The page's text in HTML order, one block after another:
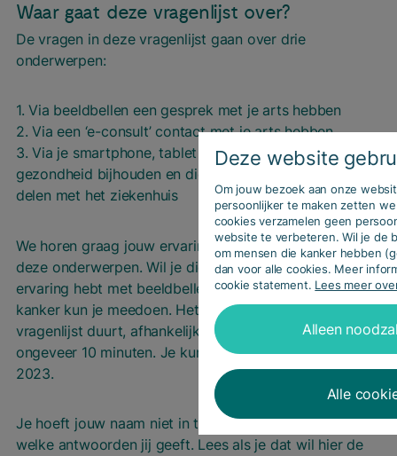
Deze website
Om jouw bezoek aan onze
persoonlijker te maken zetten
cookies verzamelen geen
website te verbeteren. Wil je de
om mensen die kanker hebben
dan voor alle cookies. Meer
cookie statement. Lees meer
Alleen
Alle
Waar gaat deze vragenlijst over?
De vragen in deze vragenlijst gaan over drie
onderwerpen:
1. Via beeldbellen een gesprek met je arts hebben
2. Via een ‘e-consult’ contact met je arts hebben
3. Via je smartphone, tablet of ander apparaat jouw
gezondheid bijhouden en die informatie eventueel
delen met het ziekenhuis
We horen graag jouw ervaring én jouw mening over
deze onderwerpen. Wil je die delen? Ook als je geen
ervaring hebt met beeldbellen, e-consult of apps bij
kanker kun je meedoen. Het invullen van deze
vragenlijst duurt, afhankelijk van jouw ervaringen,
ongeveer 10 minuten. Je kunt deelnemen tot 24 april
2023.
Je hoeft jouw naam niet in te vullen. Wij weten dus niet
welke antwoorden jij geeft. Lees als je dat wil hier de